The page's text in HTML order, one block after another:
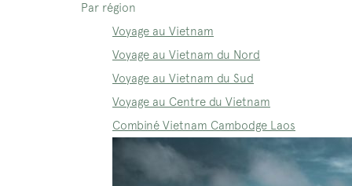
Par région
Voyage au Vietnam
Voyage au Vietnam du Nord
Voyage au Vietnam du Sud
Voyage au Centre du Vietnam
Combiné Vietnam Cambodge Laos